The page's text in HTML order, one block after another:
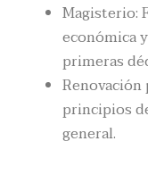
Magisterio:
económica
primeras
Renovación
principios
general.